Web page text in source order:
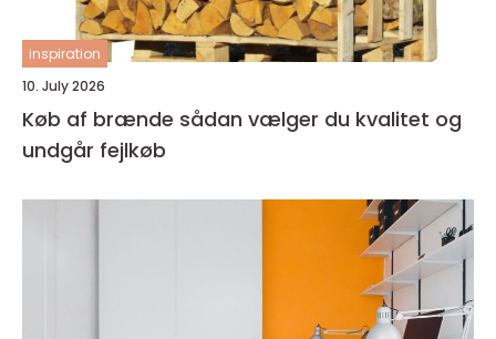
inspiration
10. July 2026
Køb af brænde sådan vælger du kvalitet og
undgår fejlkøb